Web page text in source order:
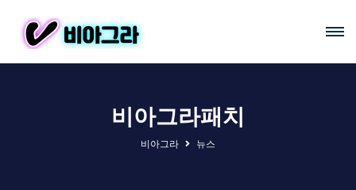
비아그라패치
비아그라 뉴스